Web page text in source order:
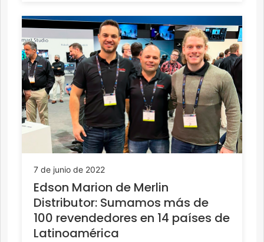
7 de junio de 2022
Edson Marion de Merlin
Distributor: Sumamos más de
100 revendedores en 14 países de
Latinoamérica